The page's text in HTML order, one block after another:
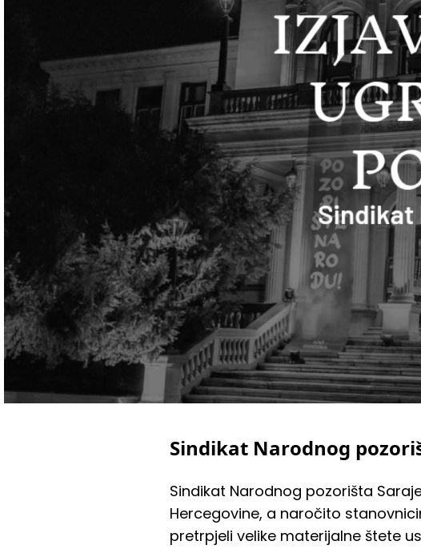
Sindikat Narodnog
Sindikat Narodnog pozorišta
Hercegovine, a naročito
pretrpjeli velike materijalne štete